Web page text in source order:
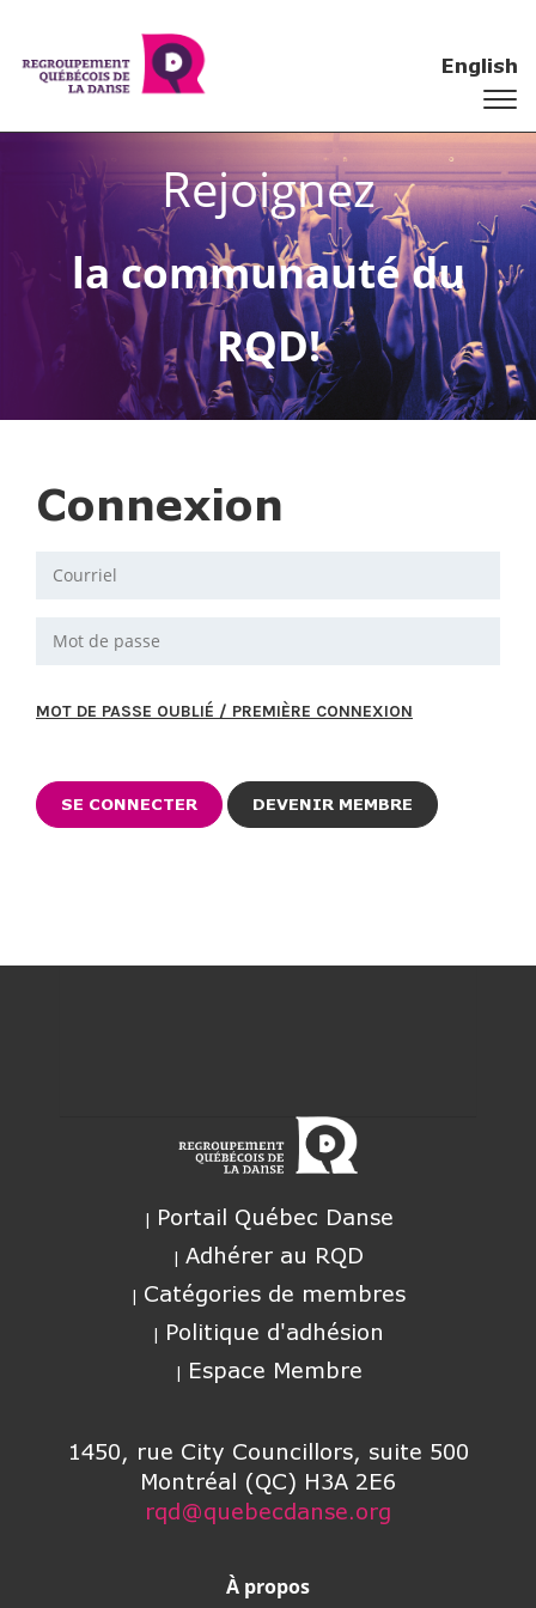
English
Rejoignez
la communauté du
RQD!
Connexion
MOT DE PASSE OUBLIÉ / PREMIÈRE CONNEXION
DEVENIR MEMBRE
Portail Québec Danse
Adhérer au RQD
Catégories de membres
Politique d'adhésion
Espace Membre
1450, rue City Councillors, suite 500
Montréal (QC) H3A 2E6
rqd@quebecdanse.org
À propos